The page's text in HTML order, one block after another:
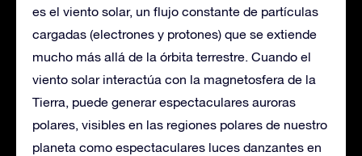
es el viento solar, un flujo constante de partículas
cargadas (electrones y protones) que se extiende
mucho más allá de la órbita terrestre. Cuando el
viento solar interactúa con la magnetosfera de la
Tierra, puede generar espectaculares auroras
polares, visibles en las regiones polares de nuestro
planeta como espectaculares luces danzantes en